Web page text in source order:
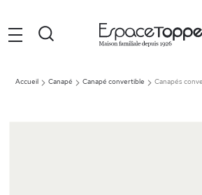
Rechercher
Accueil Canapé Canapé convertible Canapés